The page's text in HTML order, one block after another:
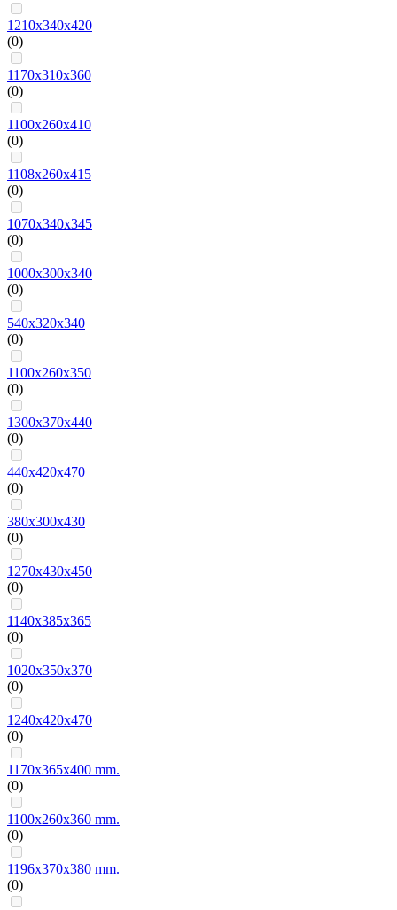
1210х340х420
(0)
1170х310х360
(0)
1100х260х410
(0)
1108х260х415
(0)
1070х340х345
(0)
1000х300х340
(0)
540х320х340
(0)
1100х260х350
(0)
1300х370х440
(0)
440х420х470
(0)
380х300х430
(0)
1270х430х450
(0)
1140х385х365
(0)
1020х350х370
(0)
1240х420х470
(0)
1170x365x400 mm.
(0)
1100x260x360 mm.
(0)
1196x370x380 mm.
(0)